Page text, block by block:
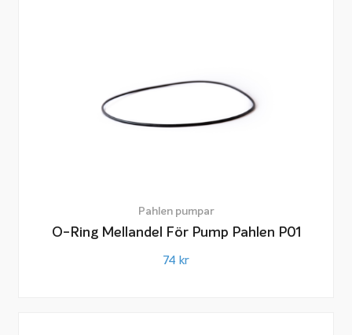
Pahlen pumpar
O-Ring Mellandel För Pump Pahlen P01
74 kr